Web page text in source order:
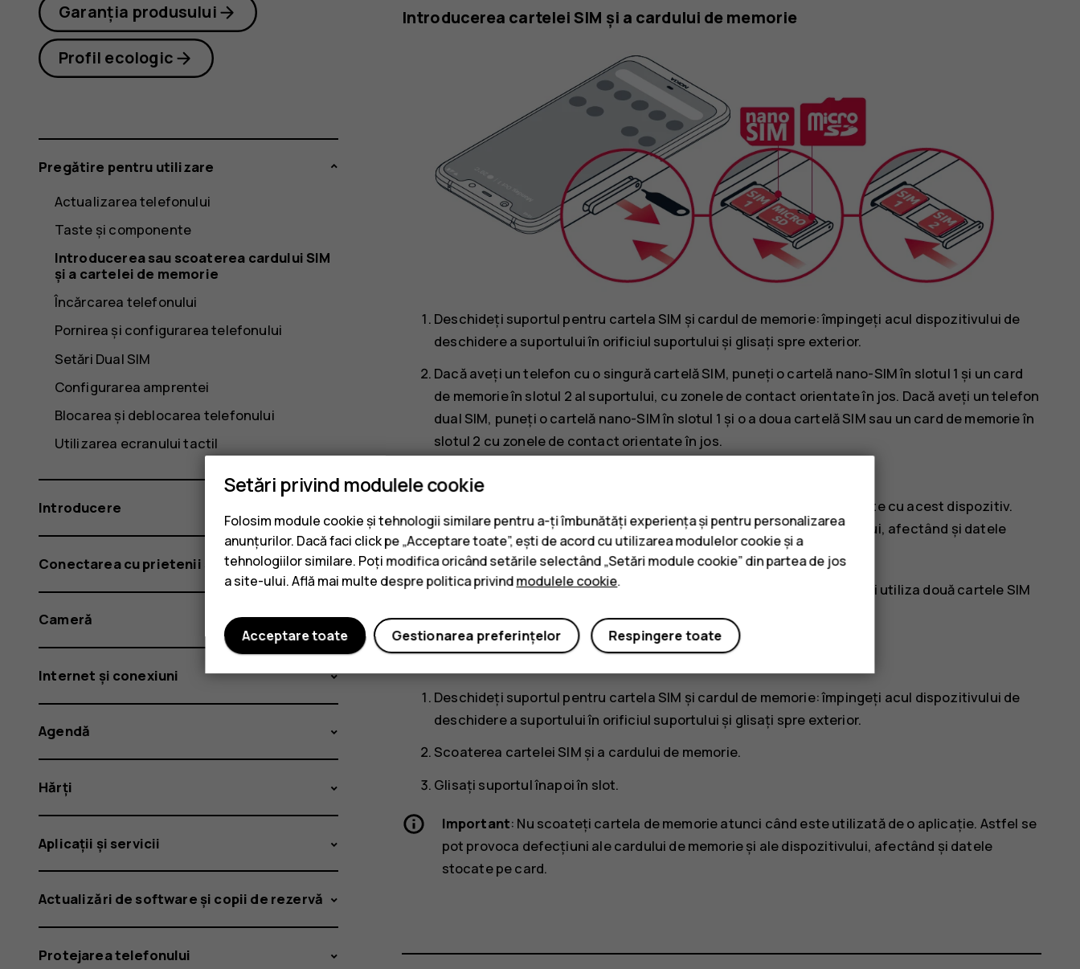
Introducerea cartelei SIM și a cardului de memorie
Deschideți suportul pentru cartela SIM și cardul de memorie: împingeți acul dispozitivului de
deschidere a suportului în orificiul suportului și glisați spre exterior.
Dacă aveți un telefon cu o singură cartelă SIM, puneți o cartelă nano-SIM în slotul 1 și un card
de memorie în slotul 2 al suportului, cu zonele de contact orientate în jos. Dacă aveți un telefon
dual SIM, puneți o cartelă nano-SIM în slotul 1 și o a doua cartelă SIM sau un card de memorie în
slotul 2 cu zonele de contact orientate în jos.
Glisați suportul înapoi în slot.
Utilizați numai carduri de memorie compatibile, omologate spre a fi utilizate cu acest dispozitiv.
Cardurile incompatibile pot provoca defecțiuni ale cardului și dispozitivului, afectând și datele
stocate pe card.
Notă: Dacă aveți un telefon dual SIM cu o singură tavă SIM, nu puteți utiliza două cartele SIM
Scoaterea cartelei SIM și a cardului de memorie
Deschideți suportul pentru cartela SIM și cardul de memorie: împingeți acul dispozitivului de
deschidere a suportului în orificiul suportului și glisați spre exterior.
Scoaterea cartelei SIM și a cardului de memorie.
Glisați suportul înapoi în slot.
Important: Nu scoateți cartela de memorie atunci când este utilizată de o aplicație. Astfel se
pot provoca defecțiuni ale cardului de memorie și ale dispozitivului, afectând și datele
stocate pe card.
Garanția produsului
Profil ecologic
Pregătire pentru utilizare
Actualizarea telefonului
Taste și componente
Introducerea sau scoaterea cardului SIM
și a cartelei de memorie
Încărcarea telefonului
Pornirea și configurarea telefonului
Setări Dual SIM
Configurarea amprentei
Blocarea și deblocarea telefonului
Utilizarea ecranului tactil
Introducere
Conectarea cu prietenii și familia
Cameră
Internet și conexiuni
Agendă
Hărți
Aplicații și servicii
Actualizări de software și copii de rezervă
Protejarea telefonului
Setări privind modulele cookie
Folosim module cookie și tehnologii similare pentru a-ți îmbunătăți experiența și pentru personalizarea
anunțurilor. Dacă faci click pe „Acceptare toate”, ești de acord cu utilizarea modulelor cookie și a
tehnologiilor similare. Poți modifica oricând setările selectând „Setări module cookie” din partea de jos
a site-ului. Află mai multe despre politica privindmodulele cookie.
Respingere toate
Gestionarea preferințelor
Acceptare toate